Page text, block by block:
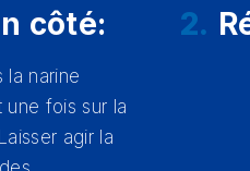
côté:
la narine
une fois sur la
agir la
2.